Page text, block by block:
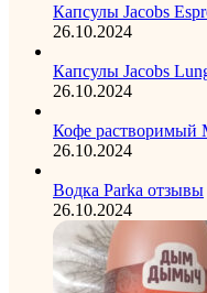
Капсулы Jacobs
26.10.2024
Капсулы Jacobs
26.10.2024
Кофе растворимый
26.10.2024
Водка Parka отзывы
26.10.2024